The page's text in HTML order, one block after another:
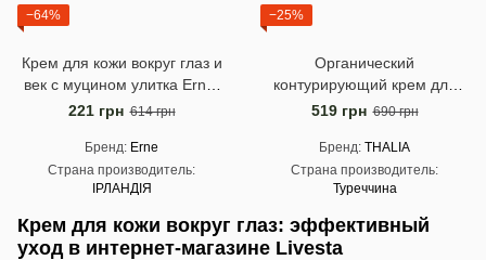
−64%
Крем для кожи вокруг глаз и
век с муцином улитка Erne,
15 мл
221 грн 614 грн
Бренд Erne
Страна производитель
ІРЛАНДІЯ
−25%
Органический
контурирующий крем для
зоны вокруг глаз с маслом
15 мл
519 грн 690 грн
Бренд THALIA
Страна производитель
Туреччина
Крем для кожи вокруг глаз: эффективный
уход в интернет-магазине Livesta